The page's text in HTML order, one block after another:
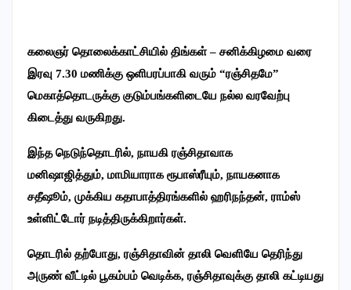
கலைஞர் தொலைக்காட்சியில் திங்கள் – சனிக்கிழமை வரை
இரவு 7.30 மணிக்கு ஒளிபரப்பாகி வரும் “ரஞ்சிதமே”
மெகாத்தொடருக்கு குடும்பங்களிடையே நல்ல வரவேற்பு
கிடைத்து வருகிறது.
இந்த நெடுந்தொடரில், நாயகி ரஞ்சிதாவாக
மனிஷாஜித்தும், மாமியாராக ரூபாஸ்ரீயும், நாயகனாக
சதீஷூம், முக்கிய கதாபாத்திரங்களில் ஹரிநந்தன், ராம்ஸ்
உள்ளிட்டோர் நடித்திருக்கிறார்கள்.
தொடரில் தற்போது, ரஞ்சிதாவின் தாலி வெளியே தெரிந்து
அருண் வீட்டில் பூகம்பம் வெடிக்க, ரஞ்சிதாவுக்கு தாலி கட்டியது